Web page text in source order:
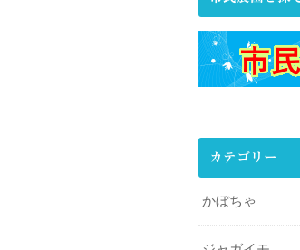
カテゴリー
かぼちゃ